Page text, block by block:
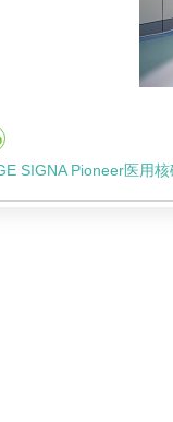
SIGNA Pioneer医用